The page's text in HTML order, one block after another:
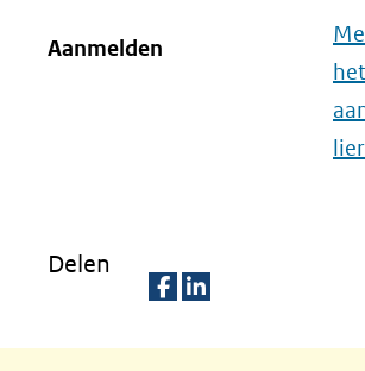
Aanmelden
het
Delen